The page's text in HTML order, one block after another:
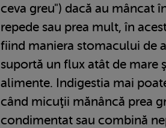
ceva greu") dacă au mâncat
repede sau prea mult, în
fiind maniera stomacului de
suportă un flux atât de mare
alimente. Indigestia mai
când micuţii mănâncă prea
condimentat sau combină